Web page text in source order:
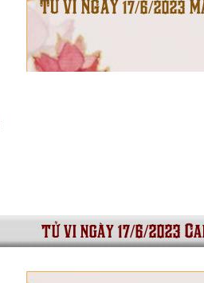
TỬ VI NGÀY 17/6/2023
tử vi ngày 17/6/2023